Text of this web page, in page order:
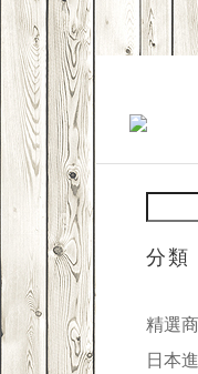
分類
精選
日本